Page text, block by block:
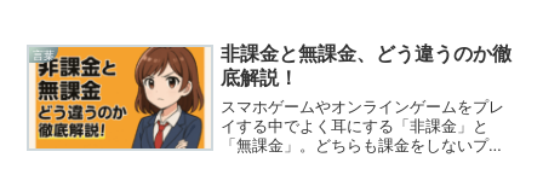
実は創作や自己表現の宝庫。アニメやゲ
ーム、漫画のキャラ...
言葉
非課金と無課金、どう違うのか徹
底解説！
スマホゲームやオンラインゲームをプレ
イする中でよく耳にする「非課金」と
「無課金」。どちらも課金をしないプレ